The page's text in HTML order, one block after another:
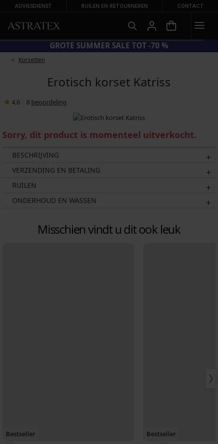
ADVIESDIENST RUILEN EN RETOURNEREN CONTACT
GROTE SUMMER SALE TOT -70 %
Korsetten
Erotisch korset Katriss
4,6 8 beoordeling
Sorry, dit product is momenteel uitverkocht.
BESCHRIJVING
VERZENDING EN BETALING
RUILEN
ONDERHOUD EN WASSEN
Misschien vindt u dit ook leuk
Bestseller Bestseller